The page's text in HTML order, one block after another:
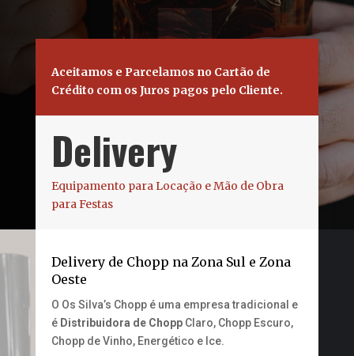
Aceitamos e Parcelamos no Cartão de
Crédito com os Juros pagos pelo Cliente.
Delivery
Equipamento para Locação e Mão de Obra
para Festas
Delivery de Chopp na Zona Sul e Zona
Oeste
O Os Silva’s Chopp é uma empresa tradicional e
é Distribuidora de ChoppClaro, Chopp Escuro,
Chopp de Vinho, Energético e Ice.